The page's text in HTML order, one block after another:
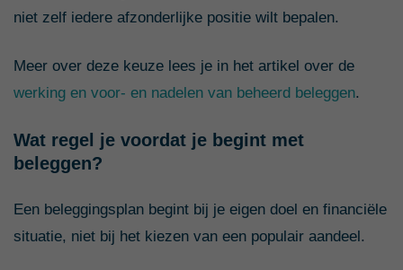
niet zelf iedere afzonderlijke positie wilt bepalen.
Meer over deze keuze lees je in het artikel over de
werking en voor- en nadelen van beheerd beleggen.
Wat regel je voordat je begint met
beleggen?
Een beleggingsplan begint bij je eigen doel en financiële
situatie, niet bij het kiezen van een populair aandeel.